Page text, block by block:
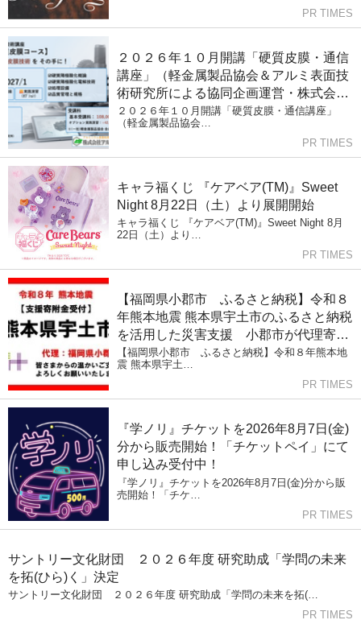
PR TIMES
２０２６年１０月開講「硬質皮膜・通信
講座」（軽金属製品協会＆アルミ表面技
術研究所による協同企画運営・株式会社
Andtech協賛）募集中!（9/15〆切）
２０２６年１０月開講「硬質皮膜・通信講座」
（軽金属製品協会…
PR TIMES
キャラ福くじ 『ケアベア(TM)』Sweet
Night 8月22日（土）より展開開始
キャラ福くじ 『ケアベア(TM)』Sweet Night 8月
22日（土）より…
PR TIMES
【福岡県小郡市 ふるさと納税】令和８
年熊本地震 熊本県宇土市のふるさと納税
を活用した災害支援 小郡市が代理寄附
受付を開始
【福岡県小郡市 ふるさと納税】令和８年熊本地
震 熊本県宇土…
PR TIMES
『学ノリ』チケットを2026年8月7日(金)
分から販売開始！「チケットペイ」にて
申し込み受付中！
『学ノリ』チケットを2026年8月7日(金)分から販
売開始！「チケ…
PR TIMES
サントリー文化財団 ２０２６年度 研究助成「学問の未来
を拓(ひら)く」決定
サントリー文化財団 ２０２６年度 研究助成「学問の未来を拓(…
PR TIMES